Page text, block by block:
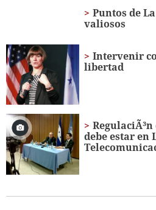
Puntos de
valiosos
Intervenir
libertad
debe estar en